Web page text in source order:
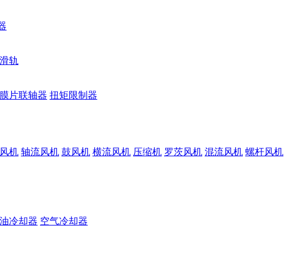
轨
膜片联轴器 扭矩限制器
机 轴流风机 鼓风机 横流风机 压缩机 罗茨风机 混流风机 螺杆风机
冷却器 空气冷却器